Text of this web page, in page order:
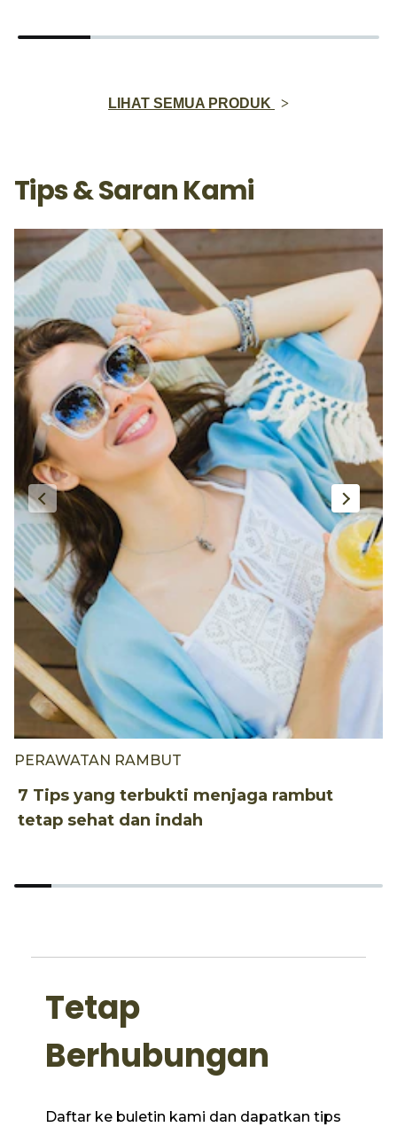
LIHAT SEMUA PRODUK
Tips & Saran Kami
PERAWATAN RAMBUT
7 Tips yang terbukti menjaga rambut
tetap sehat dan indah
Tetap
Berhubungan
Daftar ke buletin kami dan dapatkan tips